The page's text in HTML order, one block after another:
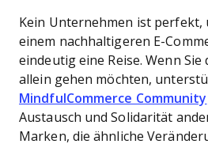
Kein Unternehmen ist perfekt,
einem nachhaltigeren E-
eindeutig eine Reise. Wenn Sie
allein gehen möchten,
MindfulCommerce Community
Austausch und Solidarität
Marken, die ähnliche